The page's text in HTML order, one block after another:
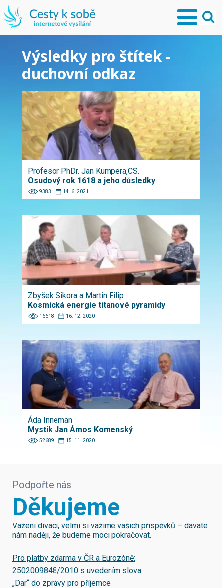
Výsledky pro štítek -
duchovní odkaz
Profesor PhDr. Jan Kumpera,CS.
Osudový rok 1618 a jeho důsledky
9383 14. 6. 2021
Zbyšek Sikora a Martin Filip
Kosmická energie titanové pyramidy
16618 16. 12. 2020
Áda Inneman
Mystik Jan Ámos Komenský
52689 15. 11. 2020
Podpořte nás
Děkujeme
Vážení diváci, velmi si vážíme vašich příspěvků – dáváte
nám naději, že budeme moci pokračovat.
Pro platby zdarma v ČR a Eurozóně:
2502009848/2010 s uvedením slova
„Dar“ do zprávy pro příjemce.